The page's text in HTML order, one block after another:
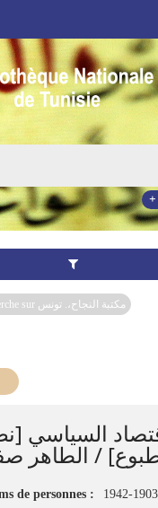
Recherche sur مكتبة النجاح،. تونس
السياسي
/ الطاهر
de personnes :